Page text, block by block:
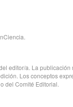
editor/a. La publicación
Los conceptos
del Comité Editorial.